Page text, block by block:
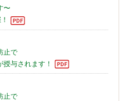
〜
止で
与されます！
止で